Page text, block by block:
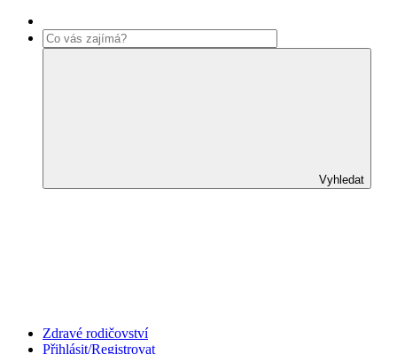
Vyhledat
Zdravé rodičovství
Přihlásit/Registrovat